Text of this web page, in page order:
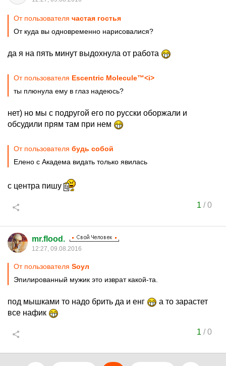
От пользователя частая гостья
От куда вы одновременно нарисовалися?
да я на пять минут выдохнула от работа
От пользователя Escentric Molecule™<i>
ты плюнула ему в глаз надеюсь?
нет) но мы с подругой его по русски оборжали и
обсудили прям там при нем
От пользователя будь собой
Елено с Академа видать только явилась
с центра пишу
1 /0
mr.flood.
12:27, 09.08.2016
От пользователя Sоул
Эпилированный мужик это изврат какой-та.
под мышками то надо брить да и енг
а то зарастет
все нафик
1 /0